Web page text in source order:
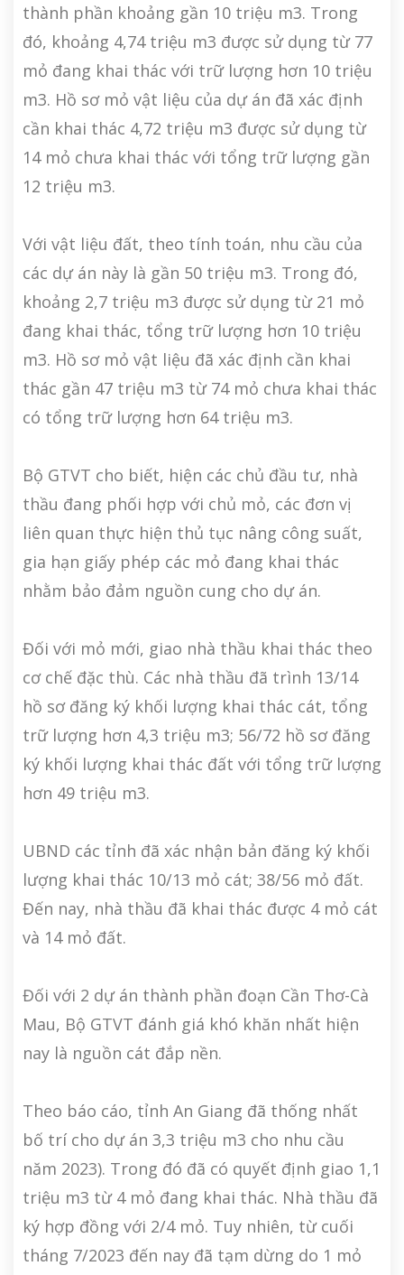
thành phần khoảng gần 10 triệu m3. Trong
đó, khoảng 4,74 triệu m3 được sử dụng từ 77
mỏ đang khai thác với trữ lượng hơn 10 triệu
m3. Hồ sơ mỏ vật liệu của dự án đã xác định
cần khai thác 4,72 triệu m3 được sử dụng từ
14 mỏ chưa khai thác với tổng trữ lượng gần
12 triệu m3.
Với vật liệu đất, theo tính toán, nhu cầu của
các dự án này là gần 50 triệu m3. Trong đó,
khoảng 2,7 triệu m3 được sử dụng từ 21 mỏ
đang khai thác, tổng trữ lượng hơn 10 triệu
m3. Hồ sơ mỏ vật liệu đã xác định cần khai
thác gần 47 triệu m3 từ 74 mỏ chưa khai thác
có tổng trữ lượng hơn 64 triệu m3.
Bộ GTVT cho biết, hiện các chủ đầu tư, nhà
thầu đang phối hợp với chủ mỏ, các đơn vị
liên quan thực hiện thủ tục nâng công suất,
gia hạn giấy phép các mỏ đang khai thác
nhằm bảo đảm nguồn cung cho dự án.
Đối với mỏ mới, giao nhà thầu khai thác theo
cơ chế đặc thù. Các nhà thầu đã trình 13/14
hồ sơ đăng ký khối lượng khai thác cát, tổng
trữ lượng hơn 4,3 triệu m3; 56/72 hồ sơ đăng
ký khối lượng khai thác đất với tổng trữ lượng
hơn 49 triệu m3.
UBND các tỉnh đã xác nhận bản đăng ký khối
lượng khai thác 10/13 mỏ cát; 38/56 mỏ đất.
Đến nay, nhà thầu đã khai thác được 4 mỏ cát
và 14 mỏ đất.
Đối với 2 dự án thành phần đoạn Cần Thơ-Cà
Mau, Bộ GTVT đánh giá khó khăn nhất hiện
nay là nguồn cát đắp nền.
Theo báo cáo, tỉnh An Giang đã thống nhất
bố trí cho dự án 3,3 triệu m3 cho nhu cầu
năm 2023). Trong đó đã có quyết định giao 1,1
triệu m3 từ 4 mỏ đang khai thác. Nhà thầu đã
ký hợp đồng với 2/4 mỏ. Tuy nhiên, từ cuối
tháng 7/2023 đến nay đã tạm dừng do 1 mỏ